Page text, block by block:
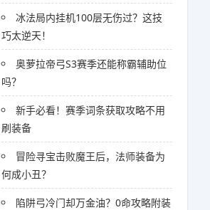
冰法局内挂机100层无伤过？这技
巧太逆天！
奥萝拉帝弓S3赛季还能称霸辅助位
吗？
新手必看！赛季词条获取攻略不用
刷装备
冒险寻宝击败魔王后，法师装备为
何成小丑？
陷阱弓冷门却万金油？0命攻略附装